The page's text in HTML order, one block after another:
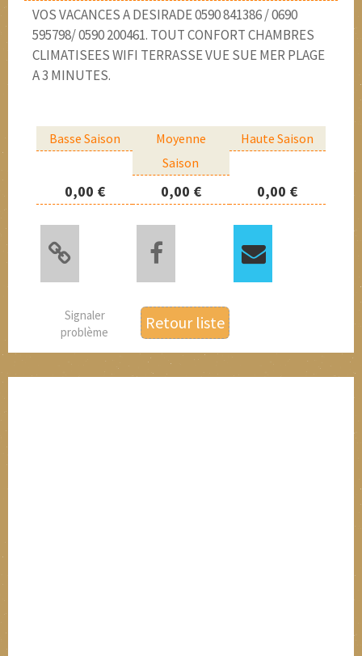
VOS VACANCES A DESIRADE 0590 841386 / 0690
595798/ 0590 200461. TOUT CONFORT CHAMBRES
CLIMATISEES WIFI TERRASSE VUE SUE MER PLAGE
A 3 MINUTES.
Basse Saison
Moyenne
Saison
Haute Saison
0,00 € 0,00 € 0,00 €
Signaler
problème
Retour liste